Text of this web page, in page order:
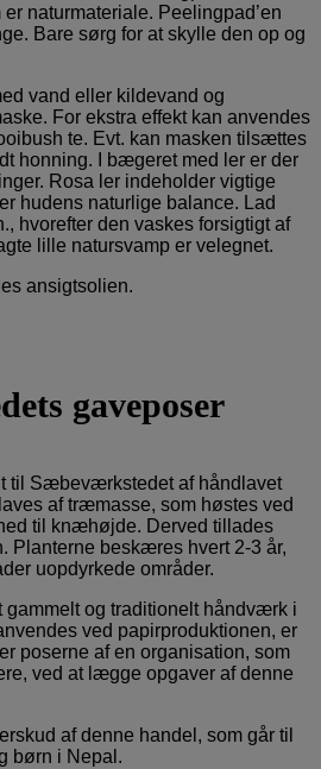
naturmateriale. Peelingpad’en
Bare sørg for at skylle den op og
vand eller kildevand og
For ekstra effekt kan anvendes
te. Evt. kan masken tilsættes
honning. I bægeret med ler er der
Rosa ler indeholder vigtige
hudens naturlige balance. Lad
hvorefter den vaskes forsigtigt af
lille natursvamp er velegnet.
ansigtsolien.
gaveposer
til Sæbeværkstedet af håndlavet
af træmasse, som høstes ved
til knæhøjde. Derved tillades
Planterne beskæres hvert 2-3 år,
uopdyrkede områder.
gammelt og traditionelt håndværk i
ved papirproduktionen, er
poserne af en organisation, som
ved at lægge opgaver af denne
af denne handel, som går til
børn i Nepal.